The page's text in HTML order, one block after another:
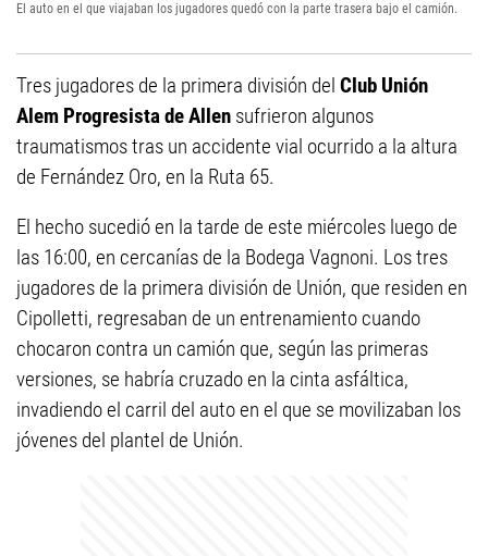
El auto en el que viajaban los jugadores quedó con la parte trasera bajo el camión.
Tres jugadores de la primera división del Club Unión
Alem Progresista de Allen sufrieron algunos
traumatismos tras un accidente vial ocurrido a la altura
de Fernández Oro, en la Ruta 65.
El hecho sucedió en la tarde de este miércoles luego de
las 16:00, en cercanías de la Bodega Vagnoni. Los tres
jugadores de la primera división de Unión, que residen en
Cipolletti, regresaban de un entrenamiento cuando
chocaron contra un camión que, según las primeras
versiones, se habría cruzado en la cinta asfáltica,
invadiendo el carril del auto en el que se movilizaban los
jóvenes del plantel de Unión.